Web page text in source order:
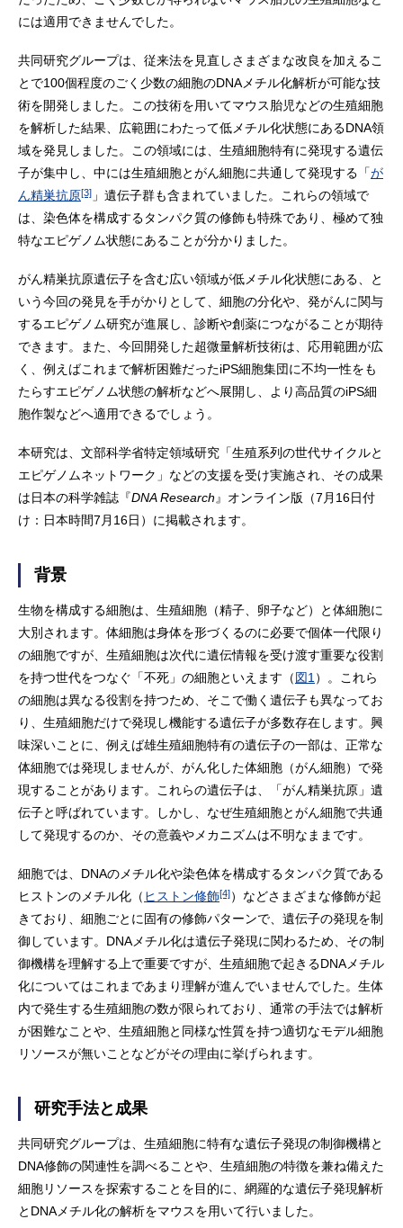
には適用できませんでした。
共同研究グループは、従来法を見直しさまざまな改良を加えるこ
とで100個程度のごく少数の細胞のDNAメチル化解析が可能な技
術を開発しました。この技術を用いてマウス胎児などの生殖細胞
を解析した結果、広範囲にわたって低メチル化状態にあるDNA領
域を発見しました。この領域には、生殖細胞特有に発現する遺伝
子が集中し、中には生殖細胞とがん細胞に共通して発現する「が
ん精巣抗原[3] 」遺伝子群も含まれていました。これらの領域で
は、染色体を構成するタンパク質の修飾も特殊であり、極めて独
特なエピゲノム状態にあることが分かりました。
がん精巣抗原遺伝子を含む広い領域が低メチル化状態にある、と
いう今回の発見を手がかりとして、細胞の分化や、発がんに関与
するエピゲノム研究が進展し、診断や創薬につながることが期待
できます。また、今回開発した超微量解析技術は、応用範囲が広
く、例えばこれまで解析困難だったiPS細胞集団に不均一性をも
たらすエピゲノム状態の解析などへ展開し、より高品質のiPS細
胞作製などへ適用できるでしょう。
本研究は、文部科学省特定領域研究「生殖系列の世代サイクルと
エピゲノムネットワーク」などの支援を受け実施され、その成果
は日本の科学雑誌『DNA Research 』オンライン版（7月16日付
け：日本時間7月16日）に掲載されます。
背景
生物を構成する細胞は、生殖細胞（精子、卵子など）と体細胞に
大別されます。体細胞は身体を形づくるのに必要で個体一代限り
の細胞ですが、生殖細胞は次代に遺伝情報を受け渡す重要な役割
を持つ世代をつなぐ「不死」の細胞といえます（図1 ）。これら
の細胞は異なる役割を持つため、そこで働く遺伝子も異なってお
り、生殖細胞だけで発現し機能する遺伝子が多数存在します。興
味深いことに、例えば雄生殖細胞特有の遺伝子の一部は、正常な
体細胞では発現しませんが、がん化した体細胞（がん細胞）で発
現することがあります。これらの遺伝子は、「がん精巣抗原」遺
伝子と呼ばれています。しかし、なぜ生殖細胞とがん細胞で共通
して発現するのか、その意義やメカニズムは不明なままです。
細胞では、DNAのメチル化や染色体を構成するタンパク質である
ヒストンのメチル化（ ヒストン修飾[4]）などさまざまな修飾が起
きており、細胞ごとに固有の修飾パターンで、遺伝子の発現を制
御しています。DNAメチル化は遺伝子発現に関わるため、その制
御機構を理解する上で重要ですが、生殖細胞で起きるDNAメチル
化についてはこれまであまり理解が進んでいませんでした。生体
内で発生する生殖細胞の数が限られており、通常の手法では解析
が困難なことや、生殖細胞と同様な性質を持つ適切なモデル細胞
リソースが無いことなどがその理由に挙げられます。
研究手法と成果
共同研究グループは、生殖細胞に特有な遺伝子発現の制御機構と
DNA修飾の関連性を調べることや、生殖細胞の特徴を兼ね備えた
細胞リソースを探索することを目的に、網羅的な遺伝子発現解析
とDNAメチル化の解析をマウスを用いて行いました。